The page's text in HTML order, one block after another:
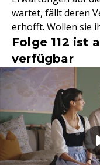
wartet, fällt deren
erhofft. Wollen sie
Folge 112 ist
verfügbar